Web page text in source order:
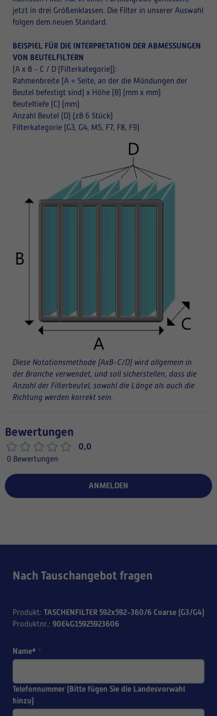
jetzt in drei Größenklassen. Die Filter in unserer Auswahl
folgen dem neuen Standard.
BEISPIEL FÜR DIE INTERPRETATION DER ABMESSUNGEN
VON BEUTELFILTERN
(A x B - C / D [Filterkategorie]):
Rahmenbreite (A = Seite, an der die Mündungen der
Beutel befestigt sind) x Höhe (B) (mm x mm)
Beuteltiefe (C) (mm)
Anzahl Beutel (D) (zB 6 Stück)
Filterkategorie (G3, G4, M5, F7, F8, F9)
Diese Notationsmethode (AxB-C/D) wird allgemein in
der Branche verwendet, und soll sicherstellen, dass die
Anzahl der Filterbeutel, sowohl die Länge als auch die
Richtung werden korrekt sein.
Bewertungen
0,0
0 Bewertungen
ANMELDEN
Nach Tauschangebot fragen
Produkt: TASCHENFILTER 592x592-360/6 Coarse (G3/G4)
Produktnr.: 90E4G15925923606
Name* *
Telefonnummer (Bitte fügen Sie die Landesvorwahl
hinzu)